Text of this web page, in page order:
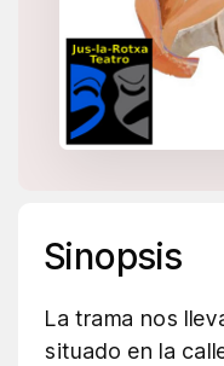
Sinopsis
La trama nos
situado en la